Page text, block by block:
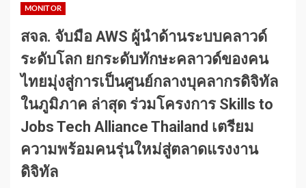
MONITOR
สจล. จับมือ AWS ผู้นำด้านระบบคลาวด์
ระดับโลก ยกระดับทักษะคลาวด์ของคน
ไทยมุ่งสู่การเป็นศูนย์กลางบุคลากรดิจิทัล
ในภูมิภาค ล่าสุด ร่วมโครงการ Skills to
Jobs Tech Alliance Thailand เตรียม
ความพร้อมคนรุ่นใหม่สู่ตลาดแรงงาน
ดิจิทัล